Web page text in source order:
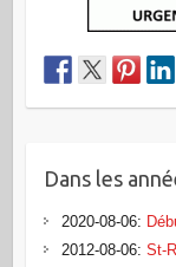
Dans les
2020-08-06:
2012-08-06: St-